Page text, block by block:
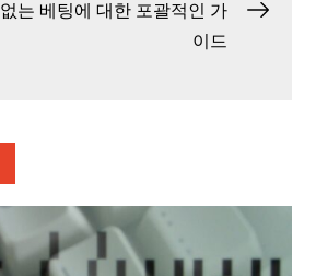
는 베팅에 대한 포괄적인 가
이드